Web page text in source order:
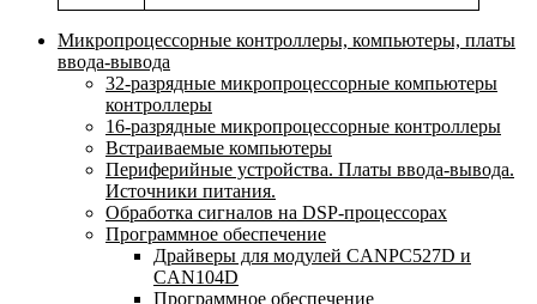
Микропроцессорные контроллеры, компьютеры, платы
ввода-вывода
32-разрядные микропроцессорные компьютеры
контроллеры
16-разрядные микропроцессорные контроллеры
Встраиваемые компьютеры
Периферийные устройства. Платы ввода-вывода.
Источники питания.
Обработка сигналов на DSP-процессорах
Программное обеспечение
Драйверы для модулей CANPC527D и
CAN104D
Программное обеспечение